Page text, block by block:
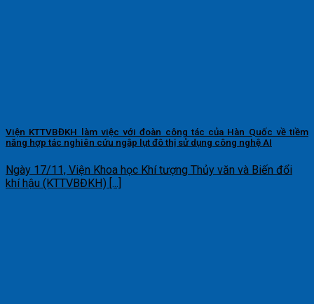
Viện KTTVBĐKH làm việc với đoàn công tác của Hàn Quốc về tiềm
năng hợp tác nghiên cứu ngập lụt đô thị sử dụng công nghệ AI
Ngày 17/11, Viện Khoa học Khí tượng Thủy văn và Biến đổi
khí hậu (KTTVBĐKH) [...]